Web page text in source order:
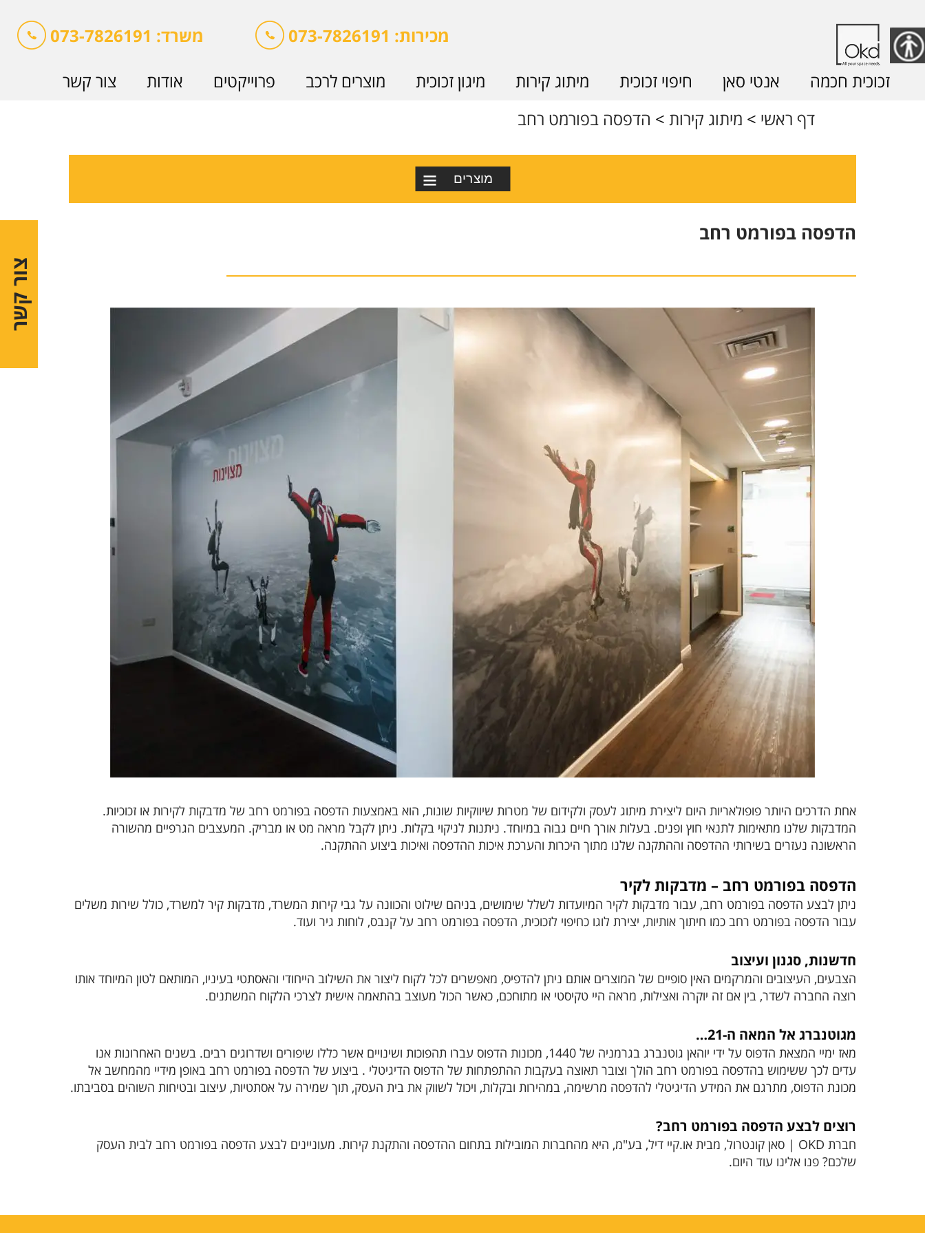
משרד: 073-7826191
מכירות: 073-7826191
זכוכית חכמה
אנטי סאן חיפוי זכוכית מיתוג קירות מיגון זכוכית מוצרים לרכב פרוייקטים אודות
צור קשר
הדפסה בפורמט רחב < מיתוג קירות < דף ראשי
הדפסה בפורמט רחב
אחת הדרכים היותר פופולאריות היום ליצירת מיתוג לעסק ולקידום של מטרות שיווקיות שונות, הוא באמצעות הדפסה בפורמט רחב של מדבקות לקירות או זכוכיות.
המדבקות שלנו מתאימות לתנאי חוץ ופנים. בעלות אורך חיים גבוה במיוחד. ניתנות לניקוי בקלות. ניתן לקבל מראה מט או מבריק. המעצבים הגרפיים מהשורה
הראשונה נעזרים בשירותי ההדפסה וההתקנה שלנו מתוך היכרות והערכת איכות ההדפסה ואיכות ביצוע ההתקנה.
הדפסה בפורמט רחב – מדבקות לקיר
ניתן לבצע הדפסה בפורמט רחב, עבור מדבקות לקיר המיועדות לשלל שימושים, בניהם שילוט והכוונה על גבי קירות המשרד, מדבקות קיר למשרד, כולל שירות משלים
עבור הדפסה בפורמט רחב כמו חיתוך אותיות, יצירת לוגו כחיפוי לזכוכית, הדפסה בפורמט רחב על קנבס, לוחות גיר ועוד.
חדשנות, סגנון ועיצוב
הצבעים, העיצובים והמרקמים האין סופיים של המוצרים אותם ניתן להדפיס, מאפשרים לכל לקוח ליצור את השילוב הייחודי והאסתטי בעיניו, המותאם לטון המיוחד אותו
רוצה החברה לשדר, בין אם זה יוקרה ואצילות, מראה היי טקיסטי או מתוחכם, כאשר הכול מעוצב בהתאמה אישית לצרכי הלקוח המשתנים.
מגוטנברג אל המאה ה-21…
מאז ימיי המצאת הדפוס על ידי יוהאן גוטנברג בגרמניה של 1440, מכונות הדפוס עברו תהפוכות ושינויים אשר כללו שיפורים ושדרוגים רבים. בשנים האחרונות אנו
עדים לכך ששימוש בהדפסה בפורמט רחב הולך וצובר תאוצה בעקבות ההתפתחות של הדפוס הדיגיטלי . ביצוע של הדפסה בפורמט רחב באופן מידיי מהמחשב אל
מכונת הדפוס, מתרגם את המידע הדיגיטלי להדפסה מרשימה, במהירות ובקלות, ויכול לשווק את בית העסק, תוך שמירה על אסתטיות, עיצוב ובטיחות השוהים בסביבתו.
רוצים לבצע הדפסה בפורמט רחב?
חברת OKD | סאן קונטרול, מבית או.קיי דיל, בע"מ, היא מהחברות המובילות בתחום ההדפסה והתקנת קירות. מעוניינים לבצע הדפסה בפורמט רחב לבית העסק
שלכם? פנו אלינו עוד היום.
מוצרים
צור קשר